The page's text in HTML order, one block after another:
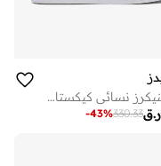
كيدز سنيكرز نسائي كيكستارت قماش أبيض
ر.ق330.33
-43%